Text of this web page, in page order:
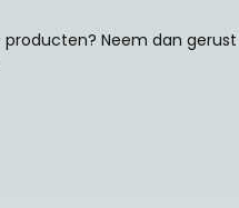
Neem dan gerust